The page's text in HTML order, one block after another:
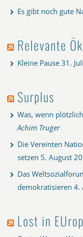
Es gibt noch gute
Relevante
Kleine Pause 31.
Surplus
Was, wenn
Achim Truger
Die Vereinten
setzen 5. August
Das
demokratisieren 4.
Lost in